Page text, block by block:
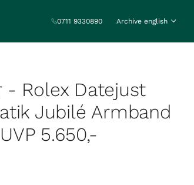
0711 9330890 Archive english
- Rolex Datejust
Jubilé Armband
5.650,-